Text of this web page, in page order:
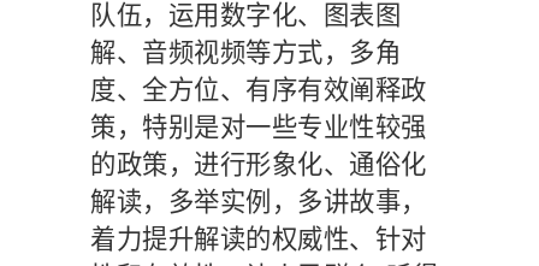
队伍，运用数字化、图表图
解、音频视频等方式，多角
度、全方位、有序有效阐释政
策，特别是对一些专业性较强
的政策，进行形象化、通俗化
解读，多举实例，多讲故事，
着力提升解读的权威性、针对